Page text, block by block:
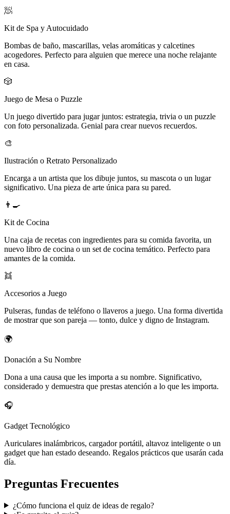
🧖
Kit de Spa y Autocuidado
Bombas de baño, mascarillas, velas aromáticas y calcetines
acogedores. Perfecto para alguien que merece una noche relajante
en casa.
🎲
Juego de Mesa o Puzzle
Un juego divertido para jugar juntos: estrategia, trivia o un puzzle
con foto personalizada. Genial para crear nuevos recuerdos.
🎨
Ilustración o Retrato Personalizado
Encarga a un artista que los dibuje juntos, su mascota o un lugar
significativo. Una pieza de arte única para su pared.
👨‍🍳
Kit de Cocina
Una caja de recetas con ingredientes para su comida favorita, un
nuevo libro de cocina o un set de cocina temático. Perfecto para
amantes de la comida.
👯
Accesorios a Juego
Pulseras, fundas de teléfono o llaveros a juego. Una forma divertida
de mostrar que son pareja — tonto, dulce y digno de Instagram.
🌍
Donación a Su Nombre
Dona a una causa que les importa a su nombre. Significativo,
considerado y demuestra que prestas atención a lo que les importa.
🎧
Gadget Tecnológico
Auriculares inalámbricos, cargador portátil, altavoz inteligente o un
gadget que han estado deseando. Regalos prácticos que usarán cada
día.
Preguntas Frecuentes
¿Cómo funciona el quiz de ideas de regalo?